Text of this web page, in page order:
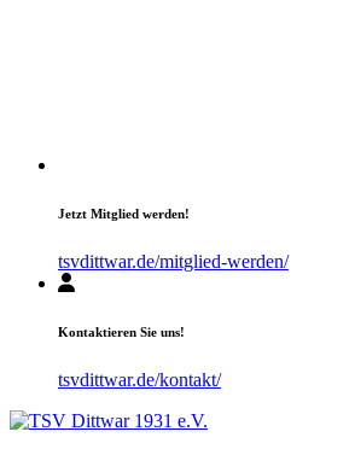
Jetzt Mitglied werden!
tsvdittwar.de/mitglied-werden/
Kontaktieren Sie uns!
tsvdittwar.de/kontakt/